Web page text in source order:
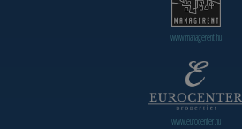
www.managerent.hu
www.eurocenter.hu